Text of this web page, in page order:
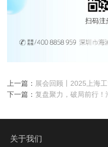
上一篇： 展会回顾丨2025上海
创新技术点亮新智造！
下一篇： 复盘聚力，破局前行！
关于我们